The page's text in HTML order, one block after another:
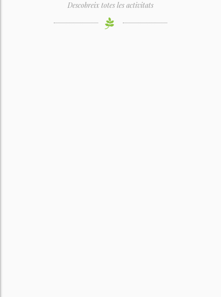
Descobreix totes les activitats